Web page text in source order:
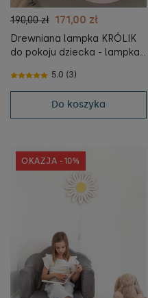
190,00 zł 171,00 zł
Drewniana lampka KRÓLIK
do pokoju dziecka - lampka
tupti.lights5.0 (3)
Do koszyka
OKAZJA -10%